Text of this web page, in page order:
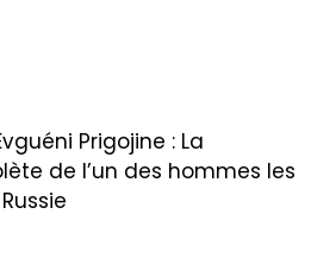
Prigojine : La
de l’un des hommes les